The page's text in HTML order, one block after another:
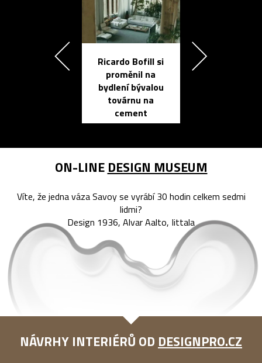
Ricardo Bofill si
proměnil na
bydlení bývalou
továrnu na
cement
ON-LINE DESIGN MUSEUM
Víte, že jedna váza Savoy se vyrábí 30 hodin celkem sedmi
lidmi?
Design 1936, Alvar Aalto, Iittala
NÁVRHY INTERIÉRŮ OD DESIGNPRO.CZ